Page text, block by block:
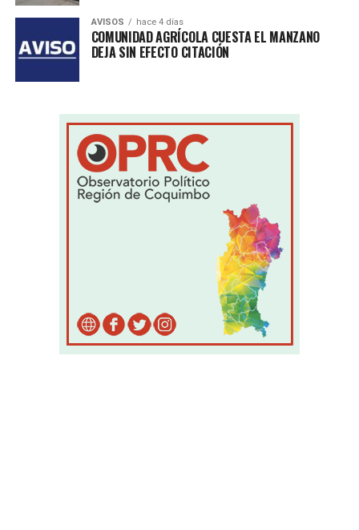
AVISOS hace 4 días
COMUNIDAD AGRÍCOLA CUESTA EL MANZANO
DEJA SIN EFECTO CITACIÓN